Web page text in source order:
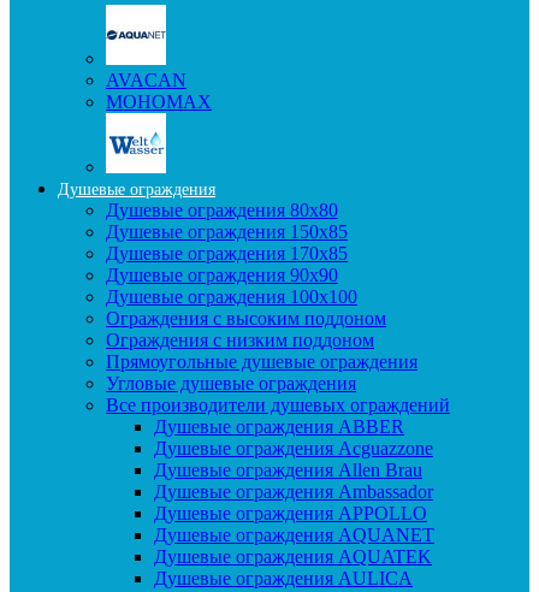
AVACAN
МОНОМАХ
Душевые ограждения
Душевые ограждения 80x80
Душевые ограждения 150x85
Душевые ограждения 170x85
Душевые ограждения 90x90
Душевые ограждения 100x100
Ограждения с высоким поддоном
Ограждения с низким поддоном
Прямоугольные душевые ограждения
Угловые душевые ограждения
Все производители душевых ограждений
Душевые ограждения ABBER
Душевые ограждения Acguazzone
Душевые ограждения Allen Brau
Душевые ограждения Ambassador
Душевые ограждения APPOLLO
Душевые ограждения AQUANET
Душевые ограждения AQUATEK
Душевые ограждения AULICA